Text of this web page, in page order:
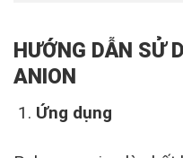
HƯỚNG DẪN SỬ
ANION
Ứng dụng